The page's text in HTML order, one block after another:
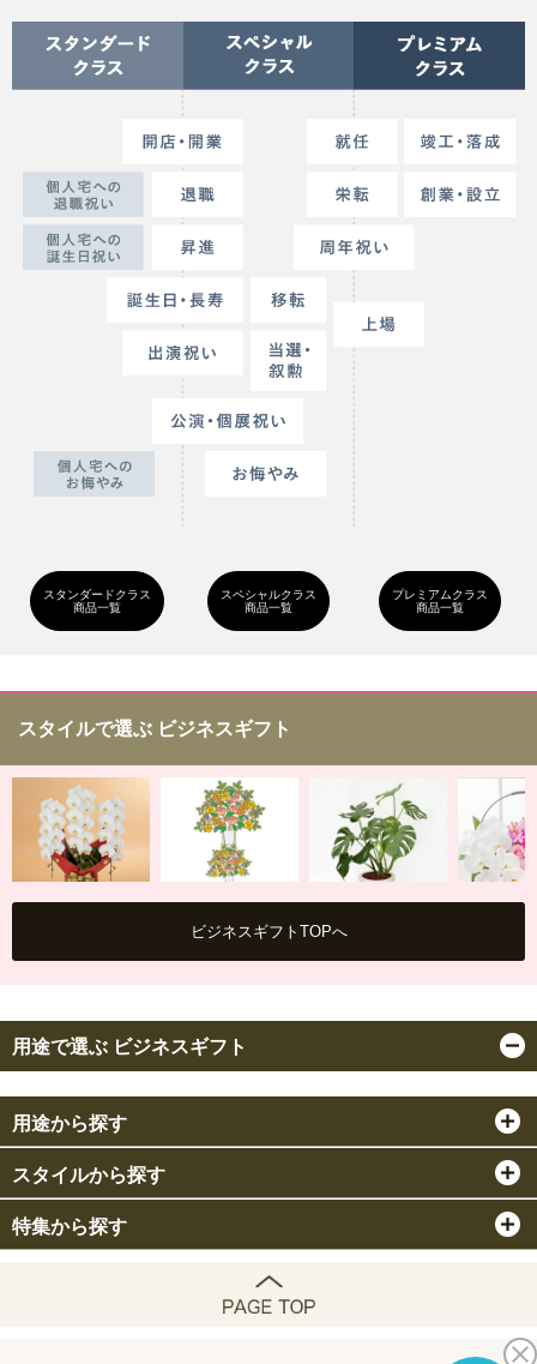
スタンダードクラス
商品一覧
スペシャルクラス
商品一覧
プレミアムクラス
商品一覧
スタイルで選ぶ ビジネスギフト
スタンド花 観葉植物
ビジネスギフトTOPへ
用途で選ぶ ビジネスギフト
用途から探す
スタイルから探す
特集から探す